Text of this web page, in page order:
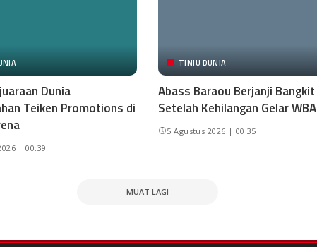
Dunia
Teiken Promotions di
| 00:39
TINJU DUNIA
Abass Baraou Berjanji Bangkit
Setelah Kehilangan Gelar WBA
5 Agustus 2026 | 00:35
MUAT LAGI